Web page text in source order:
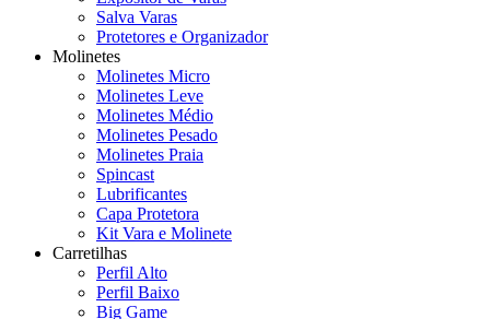
Salva Varas
Protetores e Organizador
Molinetes
Molinetes Micro
Molinetes Leve
Molinetes Médio
Molinetes Pesado
Molinetes Praia
Spincast
Lubrificantes
Capa Protetora
Kit Vara e Molinete
Carretilhas
Perfil Alto
Perfil Baixo
Big Game